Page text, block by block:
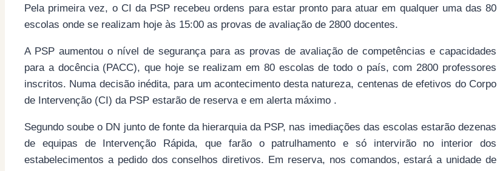
Pela primeira vez, o CI da PSP recebeu ordens para estar pronto para atuar em qualquer uma das 80
escolas onde se realizam hoje às 15:00 as provas de avaliação de 2800 docentes.
A PSP aumentou o nível de segurança para as provas de avaliação de competências e capacidades
para a docência (PACC), que hoje se realizam em 80 escolas de todo o país, com 2800 professores
inscritos. Numa decisão inédita, para um acontecimento desta natureza, centenas de efetivos do Corpo
de Intervenção (CI) da PSP estarão de reserva e em alerta máximo .
Segundo soube o DN junto de fonte da hierarquia da PSP, nas imediações das escolas estarão dezenas
de equipas de Intervenção Rápida, que farão o patrulhamento e só intervirão no interior dos
estabelecimentos a pedido dos conselhos diretivos. Em reserva, nos comandos, estará a unidade de